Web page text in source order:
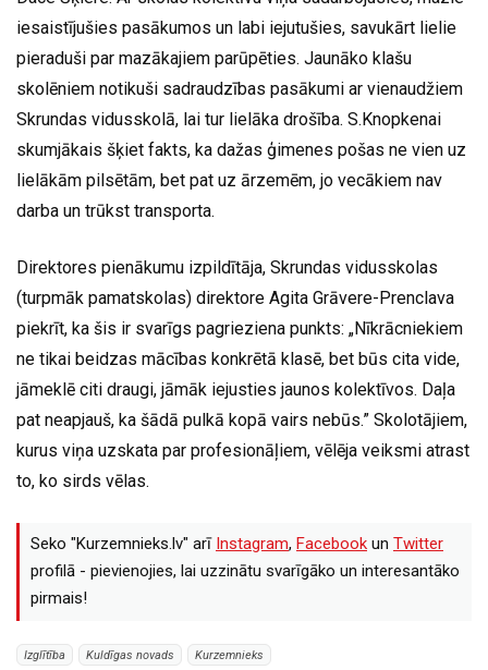
iesaistījušies pasākumos un labi iejutušies, savukārt lielie
pieraduši par mazākajiem parūpēties. Jaunāko klašu
skolēniem notikuši sadraudzības pasākumi ar vienaudžiem
Skrundas vidusskolā, lai tur lielāka drošība. S.Knopkenai
skumjākais šķiet fakts, ka dažas ģimenes pošas ne vien uz
lielākām pilsētām, bet pat uz ārzemēm, jo vecākiem nav
darba un trūkst transporta.
Direktores pienākumu izpildītāja, Skrundas vidusskolas
(turpmāk pamatskolas) direktore Agita Grāvere-Prenclava
piekrīt, ka šis ir svarīgs pagrieziena punkts: „Nīkrācniekiem
ne tikai beidzas mācības konkrētā klasē, bet būs cita vide,
jāmeklē citi draugi, jāmāk iejusties jaunos kolektīvos. Daļa
pat neapjauš, ka šādā pulkā kopā vairs nebūs.” Skolotājiem,
kurus viņa uzskata par profesionāļiem, vēlēja veiksmi atrast
to, ko sirds vēlas.
Seko "Kurzemnieks.lv" arī Instagram, Facebook un Twitter
profilā - pievienojies, lai uzzinātu svarīgāko un interesantāko
pirmais!
Izglītība Kuldīgas novads Kurzemnieks